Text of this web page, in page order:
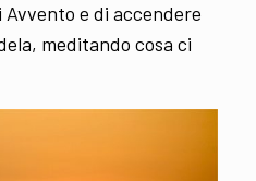
e di accendere
meditando cosa ci